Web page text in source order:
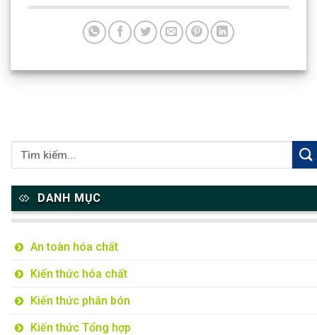
DANH MỤC
An toàn hóa chất
Kiến thức hóa chất
Kiến thức phân bón
Kiến thức Tổng hợp